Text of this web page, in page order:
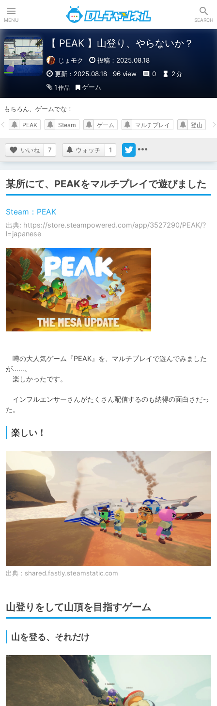
MENU SEARCH
【 PEAK 】山登り、やらないか？
じょモク
投稿：2025.08.18
更新：2025.08.18
96 view 0 2 分
1 作品 ゲーム
もちろん、ゲームでな！
いいね 7 ウォッチ 1
PEAK Steam ゲーム マルチプレイ 登山
某所にて、PEAKをマルチプレイで遊びました
Steam：PEAK
出典: https://store.steampowered.com/app/3527290/PEAK/?
l=japanese
噂の大人気ゲーム『PEAK』を、マルチプレイで遊んでみました
が……。
楽しかったです。
インフルエンサーさんがたくさん配信するのも納得の面白さだっ
た。
楽しい！
出典： shared.fastly.steamstatic.com
山登りをして山頂を目指すゲーム
山を登る、それだけ